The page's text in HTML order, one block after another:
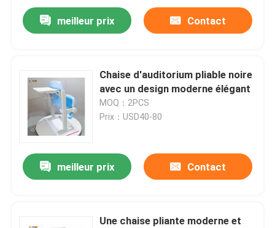
meilleur prix Contact
Chaise d'auditorium pliable noire
avec un design moderne élégant
MOQ：2PCS
Prix：USD40-80
meilleur prix Contact
Une chaise pliante moderne et